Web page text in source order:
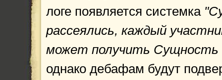
логе появляется системка
рассеялись, каждый
может получить Сущность
однако дебафам будут